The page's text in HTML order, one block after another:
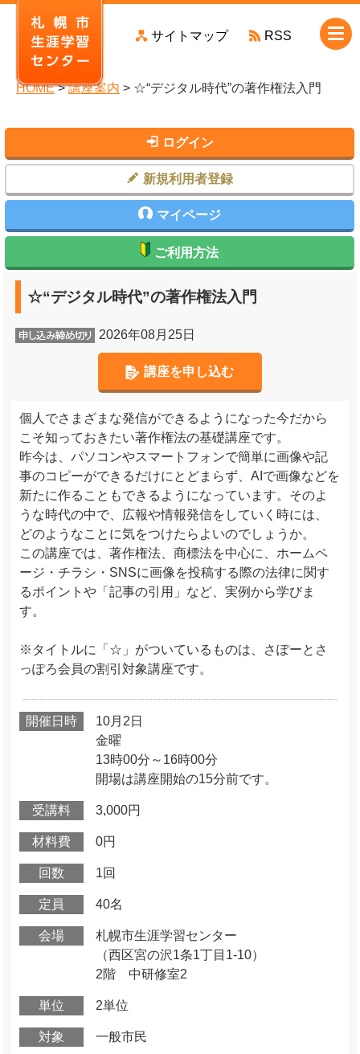
サイトマップ RSS
HOME>講座案内 > ☆“デジタル時代”の著作権法入門
☆“デジタル時代”の著作権法入門
2026年08月25日
講座を申し込む
個人でさまざまな発信ができるようになった今だから
こそ知っておきたい著作権法の基礎講座です。
昨今は、パソコンやスマートフォンで簡単に画像や記
事のコピーができるだけにとどまらず、AIで画像などを
新たに作ることもできるようになっています。そのよ
うな時代の中で、広報や情報発信をしていく時には、
どのようなことに気をつけたらよいのでしょうか。
この講座では、著作権法、商標法を中心に、ホームペ
ージ・チラシ・SNSに画像を投稿する際の法律に関す
るポイントや「記事の引用」など、実例から学びま
す。
※タイトルに「☆」がついているものは、さぽーとさ
っぽろ会員の割引対象講座です。
開催日時
10月2日
金曜
13時00分～16時00分
開場は講座開始の15分前です。
受講料 3,000円
材料費 0円
回数 1回
定員 40名
会場
札幌市生涯学習センター
（西区宮の沢1条1丁目1-10）
2階 中研修室2
単位 2単位
対象 一般市民
ログイン
新規利用者登録
マイページ
ご利用方法